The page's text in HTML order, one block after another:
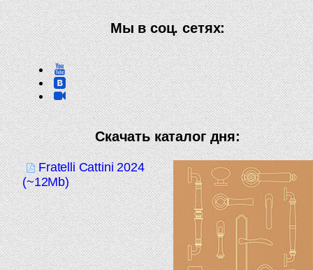
Мы в соц. сетях:
Скачать каталог дня:
Fratelli Cattini 2024
(~12Mb)